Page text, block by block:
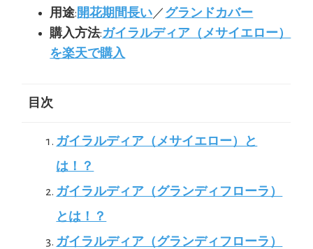
用途: 開花期間長い ／ グランドカバー
購入方法:ガイラルディア（メサイエロー）
を楽天で購入
目次
ガイラルディア（メサイエロー）と
は！？
ガイラルディア（グランディフローラ）
とは！？
ガイラルディア（グランディフローラ）